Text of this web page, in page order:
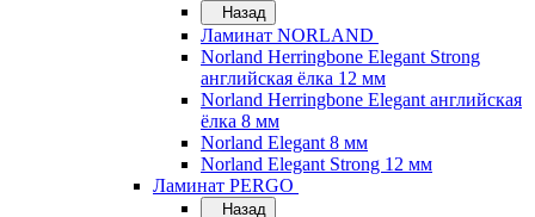
Назад
Ламинат NORLAND
Norland Herringbone Elegant Strong
английская ёлка 12 мм
Norland Herringbone Elegant английская
ёлка 8 мм
Norland Elegant 8 мм
Norland Elegant Strong 12 мм
Ламинат PERGO
Назад